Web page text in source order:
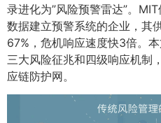
录进化为”风险预警雷达”。
数据建立预警系统的企业，其
67%，危机响应速度快3倍。
三大风险征兆和四级响应机制
应链防护网。